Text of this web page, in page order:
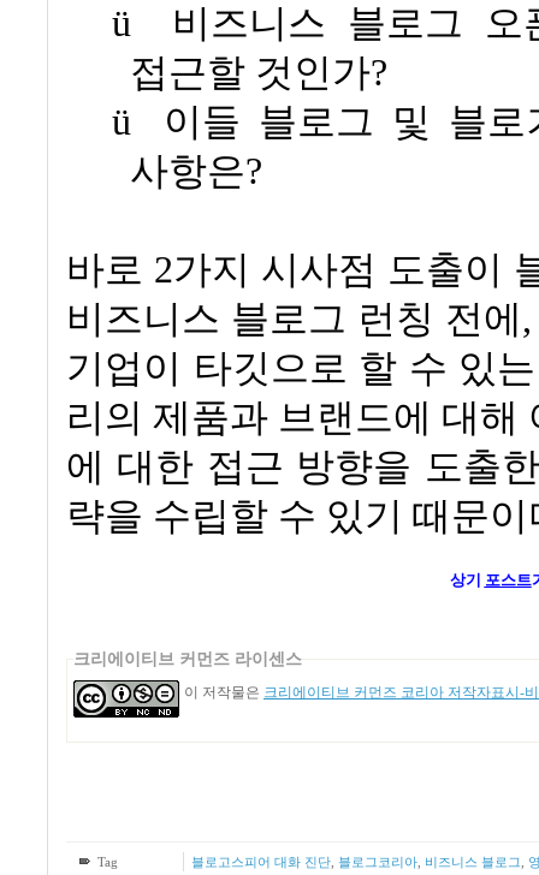
ü
비즈니스 블로그
접근할 것인가?
ü
이들 블로그 및 블
사항은?
바로 2가지 시사점 도출이
비즈니스 블로그 런칭 전에
기업이 타깃으로 할 수 있
리의 제품과 브랜드에 대해
에 대한 접근 방향을 도출
략을 수립할 수 있기 때문이
상기 포스트
크리에이티브 커먼즈 라이센스
이 저작물은 크리에이티브 커먼즈 코리아 저작자표시-
Tag 블로고스피어 대화 진단, 블로그코리아, 비즈니스 블로그